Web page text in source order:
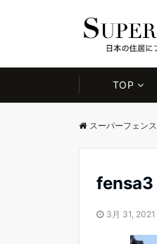
TOP
スーパーフェンス
fensa3
3月 31, 2021